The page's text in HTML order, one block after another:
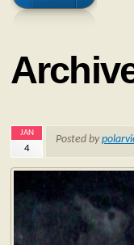
JAN
4
Posted by